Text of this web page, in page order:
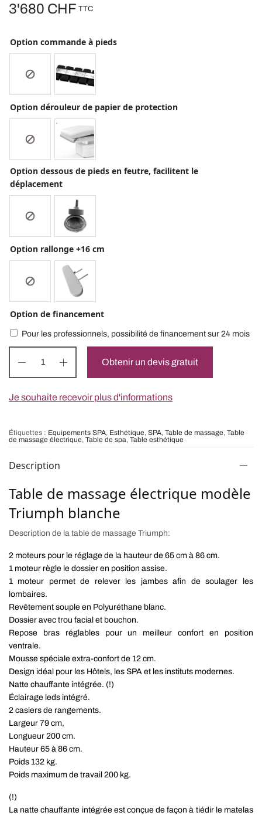
3'680 CHF TTC
Option commande à pieds
Option dérouleur de papier de protection
Option dessous de pieds en feutre, facilitent le
déplacement
Option rallonge +16 cm
Option de financement
Pour les professionnels, possibilité de financement sur 24 mois
Obtenir un devis gratuit
Je souhaite recevoir plus d'informations
Étiquettes : Equipements SPA, Esthétique, SPA, Table de massage, Table
de massage électrique, Table de spa, Table esthétique
Description
Table de massage électrique modèle
Triumph blanche
Description de la table de massage Triumph:
2 moteurs pour le réglage de la hauteur de 65 cm à 86 cm.
1 moteur règle le dossier en position assise.
1 moteur permet de relever les jambes afin de soulager les
lombaires.
Revêtement souple en Polyuréthane blanc.
Dossier avec trou facial et bouchon.
Repose bras réglables pour un meilleur confort en position
ventrale.
Mousse spéciale extra-confort de 12cm.
Design idéal pour les Hôtels, les SPA et les instituts modernes.
Natte chauffante intégrée. (!)
Éclairage leds intégré.
2 casiers de rangements.
Largeur 79 cm,
Longueur 200 cm.
Hauteur 65 à 86 cm.
Poids 132 kg.
Poids maximum de travail 200 kg.
(!)
La natte chauffante intégrée est conçue de façon à tiédir le matelas